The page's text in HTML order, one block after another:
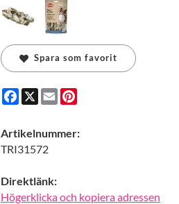
Spara som favorit
Facebook
X Email
Artikelnummer:
TRI31572
Direktlänk:
Högerklicka och kopiera adressen